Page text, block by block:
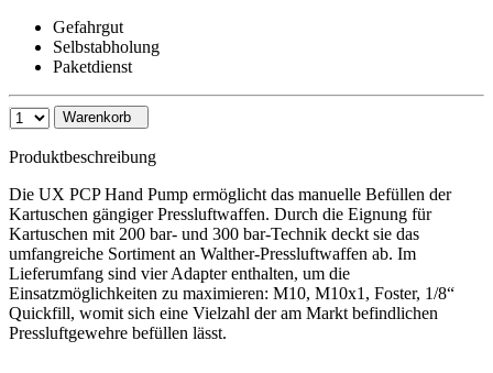
Gefahrgut
Selbstabholung
Paketdienst
Warenkorb
Produktbeschreibung
Die UX PCP Hand Pump ermöglicht das manuelle Befüllen der
Kartuschen gängiger Pressluftwaffen. Durch die Eignung für
Kartuschen mit 200 bar- und 300 bar-Technik deckt sie das
umfangreiche Sortiment an Walther-Pressluftwaffen ab. Im
Lieferumfang sind vier Adapter enthalten, um die
Einsatzmöglichkeiten zu maximieren: M10, M10x1, Foster, 1/8“
Quickfill, womit sich eine Vielzahl der am Markt befindlichen
Pressluftgewehre befüllen lässt.